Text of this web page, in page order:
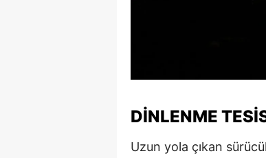
DINLENME
Uzun yola çıkan